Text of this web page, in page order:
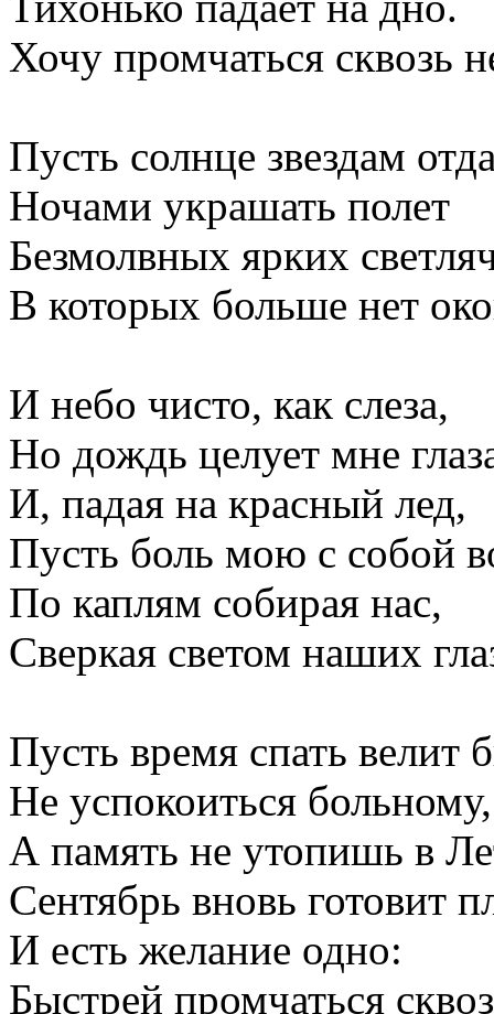
Хочу промчаться сквозь
Пусть солнце звездам
Ночами украшать полет
Безмолвных ярких
В которых больше нет
И небо чисто, как слеза,
Но дождь целует мне
И, падая на красный лед,
Пусть боль мою с собой
По каплям собирая нас,
Сверкая светом наших
Пусть время спать велит
Не успокоиться больному,
А память не утопишь в
Сентябрь вновь готовит
И есть желание одно:
Быстрей промчаться